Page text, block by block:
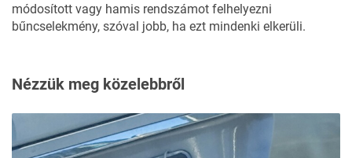
módosított vagy hamis rendszámot felhelyezni
bűncselekmény, szóval jobb, ha ezt mindenki elkerüli.
Nézzük meg közelebbről